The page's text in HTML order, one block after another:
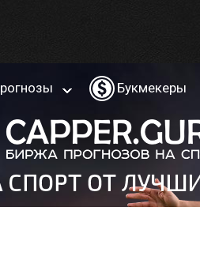
Букмекеры